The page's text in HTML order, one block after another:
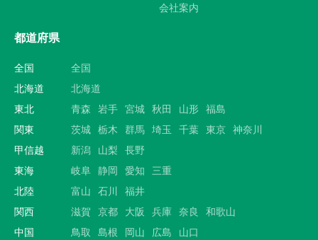
会社案内
都道府県
全国
全国
北海道
北海道
東北
青森 岩手 宮城 秋田 山形 福島
関東
茨城 栃木 群馬 埼玉 千葉 東京 神奈川
甲信越
新潟 山梨
長野
東海
岐阜 静岡 愛知
三重
北陸
富山 石川
福井
関西
滋賀 京都 大阪 兵庫 奈良
和歌山
中国
鳥取 島根 岡山 広島
山口